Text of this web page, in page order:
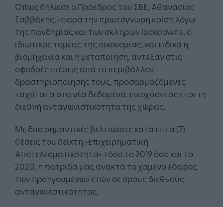
Όπως δήλωσε ο Πρόεδρος του ΣΒΕ, Αθανάσιος
Σαββάκης, «παρά την πρωτόγνωρη κρίση λόγω
της πανδημίας και των σκληρών lockdowns, ο
ιδιωτικός τομέας της οικονομίας, και ειδικά η
βιομηχανία και η μεταποίηση, άντεξαν στις
σφοδρές πιέσεις από το περιβάλλον
δραστηριοποίησής τους, προσαρμοζόμενες
ταχύτατα στα νέα δεδομένα, ενισχύοντας έτσι τη
διεθνή ανταγωνιστικότητα της χώρας.
Με δυο σημαντικές βελτιώσεις κατά επτά (7)
θέσεις του δείκτη «Επιχειρηματική
Αποτελεσματικότητα» τόσο το 2019 όσο και το
2020, η πατρίδα μας ανακτά το χαμένο έδαφος
των προηγουμένων ετών σε όρους διεθνούς
ανταγωνιστικότητας.